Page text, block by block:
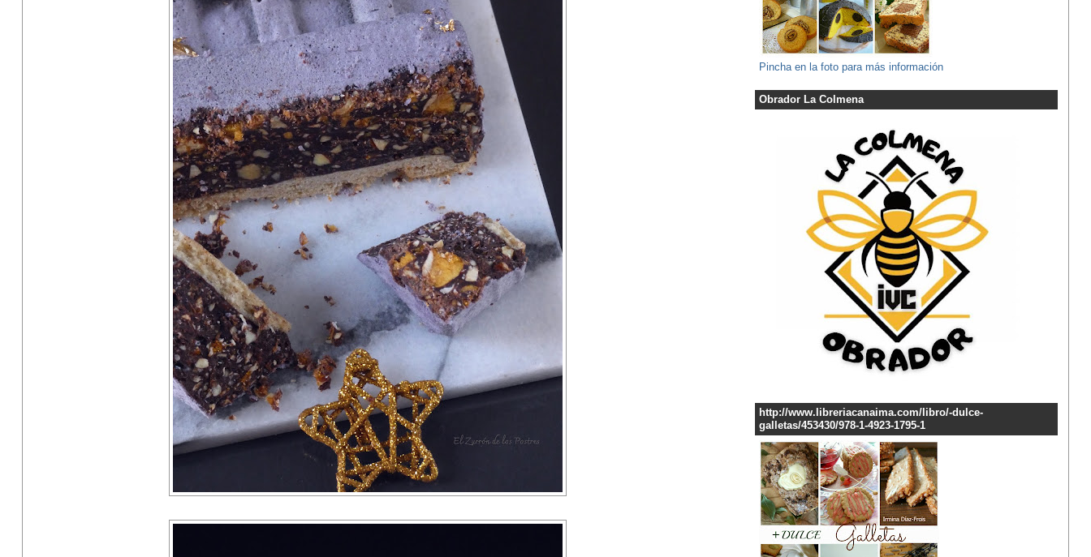
Pincha en la foto para más información
Obrador La Colmena
http://www.libreriacanaima.com/libro/-dulce-
galletas/453430/978-1-4923-1795-1